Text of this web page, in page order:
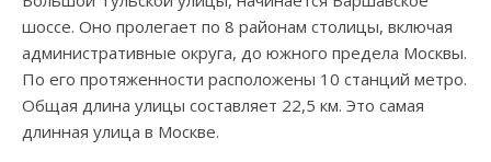
шоссе. Оно пролегает по 8 районам столицы, включая
административные округа, до южного предела Москвы.
По его протяженности расположены 10 станций метро.
Общая длина улицы составляет 22,5 км. Это самая
длинная улица в Москве.